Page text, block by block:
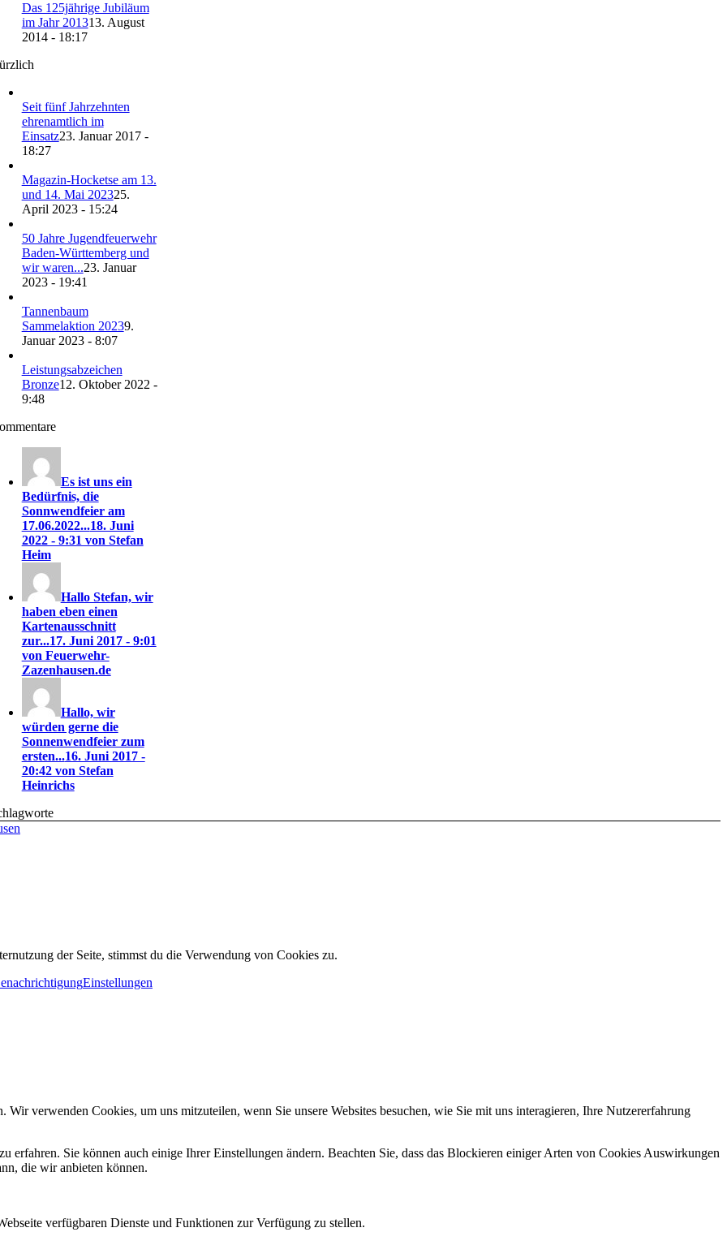
Das 125jährige Jubiläum
im Jahr 201313. August
2014 - 18:17
Seit fünf Jahrzehnten
ehrenamtlich im
Einsatz23. Januar 2017 -
18:27
Magazin-Hocketse am 13.
und 14. Mai 202325.
April 2023 - 15:24
50 Jahre Jugendfeuerwehr
Baden-Württemberg und
wir waren...23. Januar
2023 - 19:41
Tannenbaum
Sammelaktion 20239.
Januar 2023 - 8:07
Leistungsabzeichen
Bronze12. Oktober 2022 -
9:48
Es ist uns ein
Bedürfnis, die
Sonnwendfeier am
17.06.2022...18. Juni
2022 - 9:31 von Stefan
Heim
Hallo Stefan, wir
haben eben einen
Kartenausschnitt
zur...17. Juni 2017 - 9:01
von Feuerwehr-
Zazenhausen.de
Hallo, wir
würden gerne die
Sonnenwendfeier zum
ersten...16. Juni 2017 -
20:42 von Stefan
Heinrichs
der Seite, stimmst du die Verwendung von Cookies zu.
Einstellungen
verwenden Cookies, um uns mitzuteilen, wenn Sie unsere Websites besuchen, wie Sie mit uns interagieren, Ihre Nutzererfahrung
erfahren. Sie können auch einige Ihrer Einstellungen ändern. Beachten Sie, dass das Blockieren einiger Arten von Cookies Auswirkungen
die wir anbieten können.
verfügbaren Dienste und Funktionen zur Verfügung zu stellen.